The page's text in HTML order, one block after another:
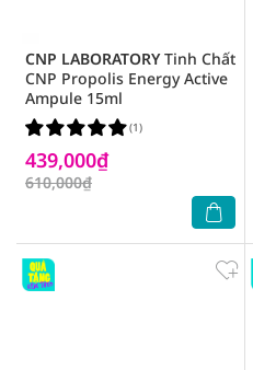
CNP LABORATORYTinh Chất
CNP Propolis Energy Active
Ampule 15ml
439,000₫
610,000₫
(1)